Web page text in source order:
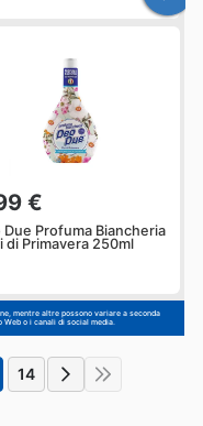
€
Due Profuma Biancheria
di Primavera 250ml
mentre altre possono variare a seconda
o i canali di social media.
14